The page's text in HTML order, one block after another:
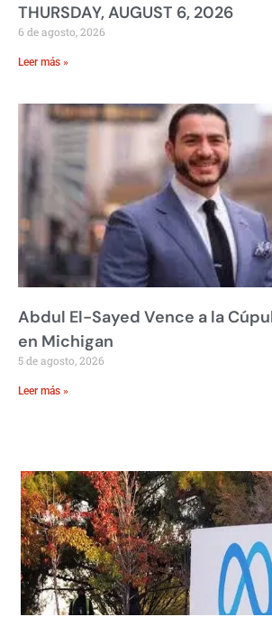
THURSDAY, AUGUST 6, 2026
6 de agosto, 2026
Leer más »
Abdul El-Sayed Vence a la
en Michigan
5 de agosto, 2026
Leer más »